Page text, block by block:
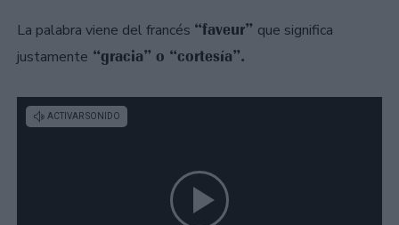
La palabra viene del francés “faveur” que significa
justamente “gracia” o “cortesía”.